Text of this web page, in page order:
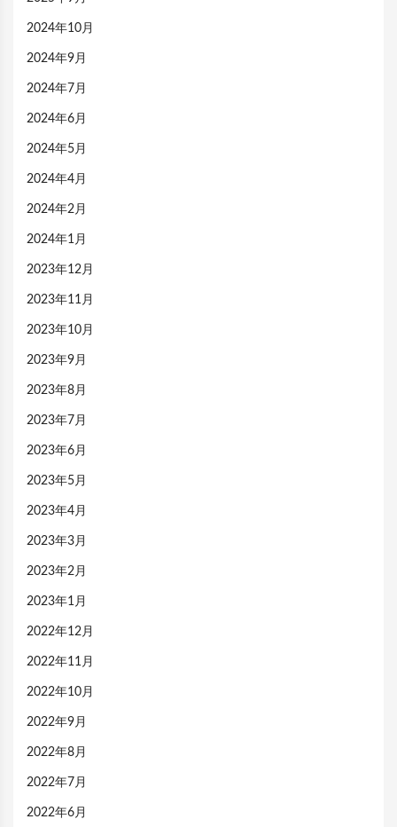
2024年10月
2024年9月
2024年7月
2024年6月
2024年5月
2024年4月
2024年2月
2024年1月
2023年12月
2023年11月
2023年10月
2023年9月
2023年8月
2023年7月
2023年6月
2023年5月
2023年4月
2023年3月
2023年2月
2023年1月
2022年12月
2022年11月
2022年10月
2022年9月
2022年8月
2022年7月
2022年6月